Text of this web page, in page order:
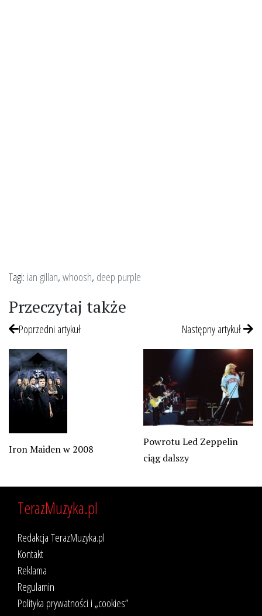
Tagi: ian gillan,whoosh, deep purple
Przeczytaj także
Poprzedni artykuł
Iron Maiden w 2008
Następny artykuł
Powrotu Led Zeppelin
ciąg dalszy
TerazMuzyka.pl
Redakcja TerazMuzyka.pl
Kontakt
Reklama
Regulamin
Polityka prywatności i „cookies”